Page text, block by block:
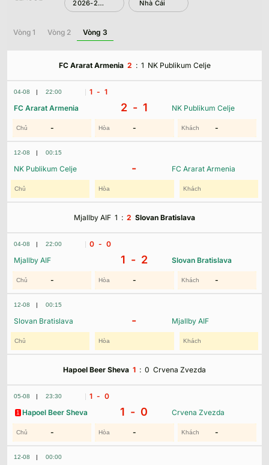
2026-2027 Nhà Cái
Vòng 1 Vòng 2 Vòng 3
FC Ararat Armenia2 : 1 NK Publikum Celje
04-08 | 22:00
FC Ararat Armenia 2 - 1 NK Publikum Celje
- - -
1 - 1
12-08 | 00:15
NK Publikum Celje - FC Ararat Armenia
Mjallby AIF 1 : 2 Slovan Bratislava
04-08 | 22:00
Mjallby AIF 1 - 2 Slovan Bratislava
- - -
0 - 0
12-08 | 00:15
Slovan Bratislava - Mjallby AIF
Hapoel Beer Sheva 1 : 0 Crvena Zvezda
05-08 | 23:30
1 Hapoel Beer Sheva 1 - 0 Crvena Zvezda
- - -
1 - 0
12-08 | 00:00